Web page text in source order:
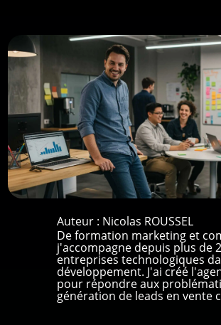
Auteur : Nicolas ROUSSEL
De formation marketing et
j'accompagne depuis plus de
entreprises technologiques
développement. J'ai créé
pour répondre aux
génération de leads en vente